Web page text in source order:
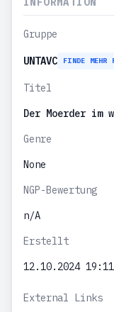
Gruppe
UNTAVC FINDE MEHR
Titel
Der Moerder im
Genre
None
NGP-Bewertung
n/A
Erstellt
12.10.2024 19:11
External Links